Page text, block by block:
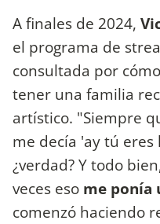
A finales de 2024,
el programa de
consultada por
tener una familia
artístico. "Siempre
me decía 'ay tú
¿verdad? Y todo
veces eso me ponía
comenzó haciendo